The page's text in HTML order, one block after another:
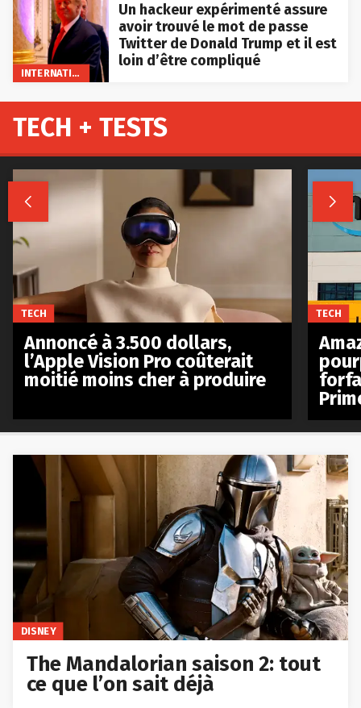
INTERNATIONAL
Un hackeur expérimenté assure
avoir trouvé le mot de passe
Twitter de Donald Trump et il est
loin d’être compliqué
DISNEY
The Mandalorian saison 2: tout
ce que l’on sait déjà
TECH + TESTS
 
TECH
Annoncé à 3.500 dollars,
l’Apple Vision Pro coûterait
moitié moins cher à produire
TECH